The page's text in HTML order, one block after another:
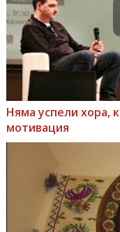
Няма успели хора,
мотивация